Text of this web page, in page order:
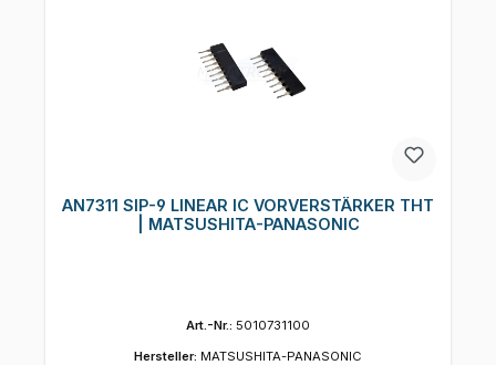
AN7311 SIP-9 LINEAR IC VORVERSTÄRKER THT
| MATSUSHITA-PANASONIC
Art.-Nr.: 5010731100
Hersteller: MATSUSHITA-PANASONIC